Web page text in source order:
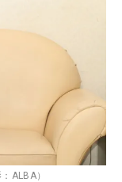
ALBA）